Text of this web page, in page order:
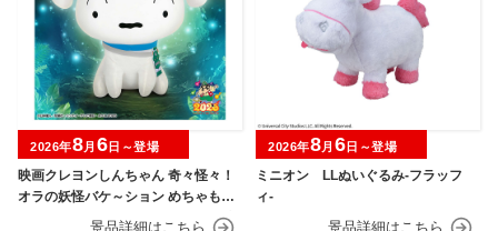
映画クレヨンしんちゃん 奇々怪々！
オラの妖怪バケ～ション めちゃもふ
ぐっとぬいぐるみ～おすわりポーズ
2026年8月 6日～登場
ミニオン LLぬいぐるみ‐フラッフ
ィ‐
2026年8月 6日～登場